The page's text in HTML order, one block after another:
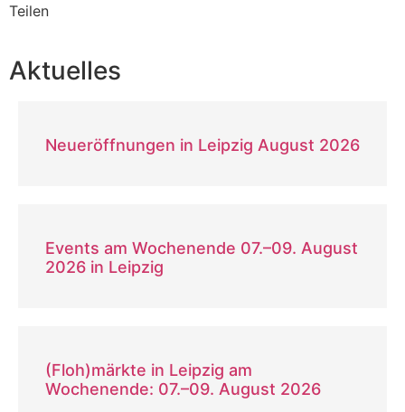
Teilen
Aktuelles
Neueröffnungen in Leipzig August 2026
Events am Wochenende 07.–09. August
2026 in Leipzig
(Floh)märkte in Leipzig am
Wochenende: 07.–09. August 2026